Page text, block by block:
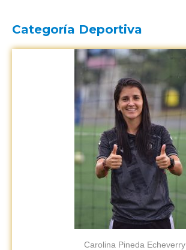
Categoría Deportiva
Carolina Pineda Echeverry